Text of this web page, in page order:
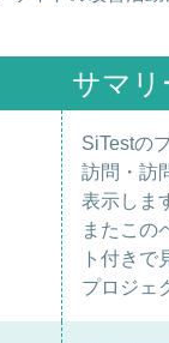
サマリ
SiTestの
訪問・訪
表示しま
またこの
ト付きで
プロジェ